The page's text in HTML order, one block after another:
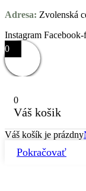
Adresa: Zvolenská
Instagram Facebook-f
0
0
Váš košik
Váš košík je prázdny
Pokračovať